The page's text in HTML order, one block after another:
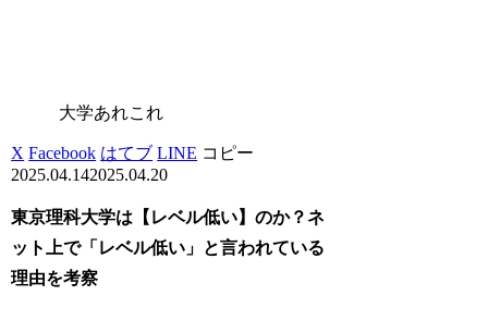
大学あれこれ
X Facebook はてブ LINE コピー
2025.04.142025.04.20
東京理科大学は【レベル低い】のか？ネ
ット上で「レベル低い」と言われている
理由を考察